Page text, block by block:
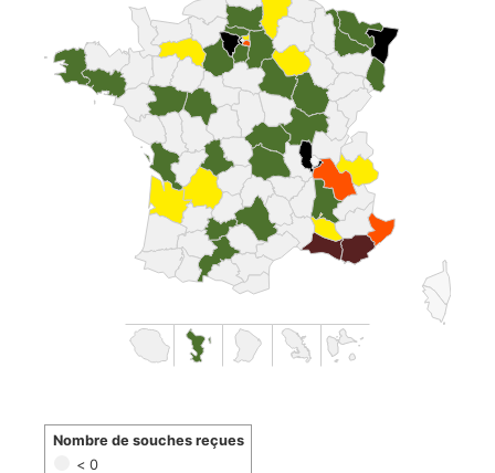
< 0
Nombre de souches reçues